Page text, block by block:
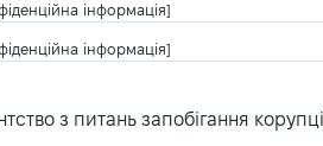
інформація]
інформація]
з питань запобігання